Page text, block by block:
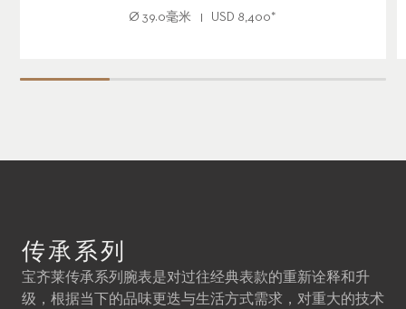
Ø 39.0毫米 USD 8,400*
传承系列
宝齐莱传承系列腕表是对过往经典表款的重新诠释和升
级，根据当下的品味更迭与生活方式需求，对重大的技术